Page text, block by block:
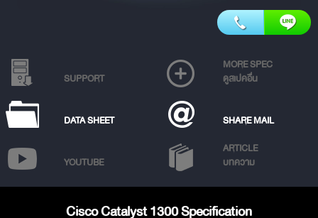
SUPPORT
MORE SPEC
ดูสเปคอื่น
DATA SHEET SHARE MAIL
YOUTUBE
ARTICLE
บทความ
Cisco Catalyst 1300 Specification